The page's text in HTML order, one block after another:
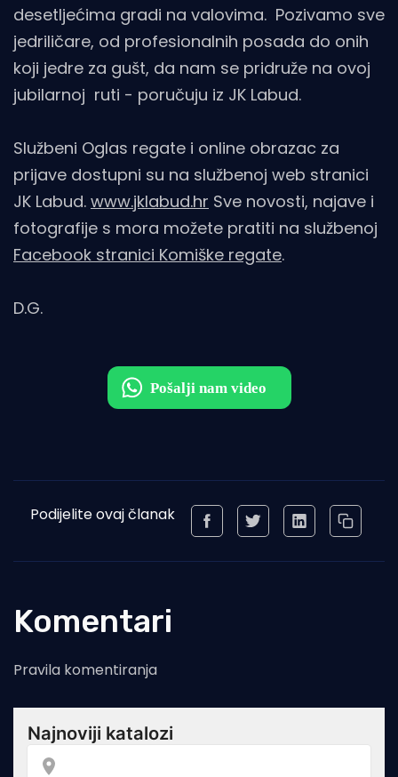
desetljećima gradi na valovima. Pozivamo sve
jedriličare, od profesionalnih posada do onih
koji jedre za gušt, da nam se pridruže na ovoj
jubilarnoj ruti - poručuju iz JK Labud.
Službeni Oglas regate i online obrazac za
prijave dostupni su na službenoj web stranici
JK Labud. www.jklabud.hr Sve novosti, najave i
fotografije s mora možete pratiti na službenoj
Facebook stranici Komiške regate.
D.G.
Podijelite ovaj članak
Komentari
Pravila komentiranja